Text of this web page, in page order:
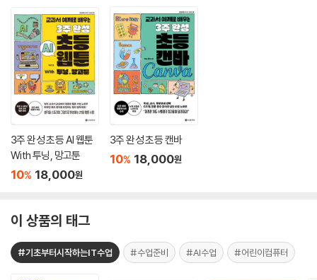
3주 완성 초등 AI 웹툰
With 투닝, 망고툰
10% 18,000원
3주 완성 초등 캔바
10% 18,000원
이 상품의 태그
#기초부터시작하는IT수업 #수업준비 #AI수업 #어린이컴퓨터